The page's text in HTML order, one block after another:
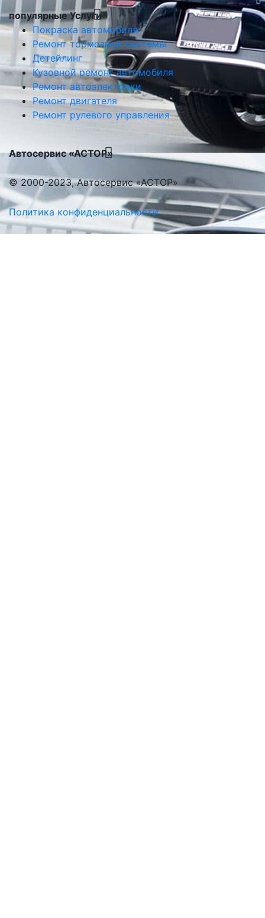
популярные Услуги
Покраска автомобиля
Ремонт тормозной системы
Детейлинг
Кузовной ремонт автомобиля
Ремонт автоэлектрики
Ремонт двигателя
Ремонт рулевого управления
Автосервис «АСТОР»
© 2000-2023, Автосервис «АСТОР»
Политика конфиденциальности